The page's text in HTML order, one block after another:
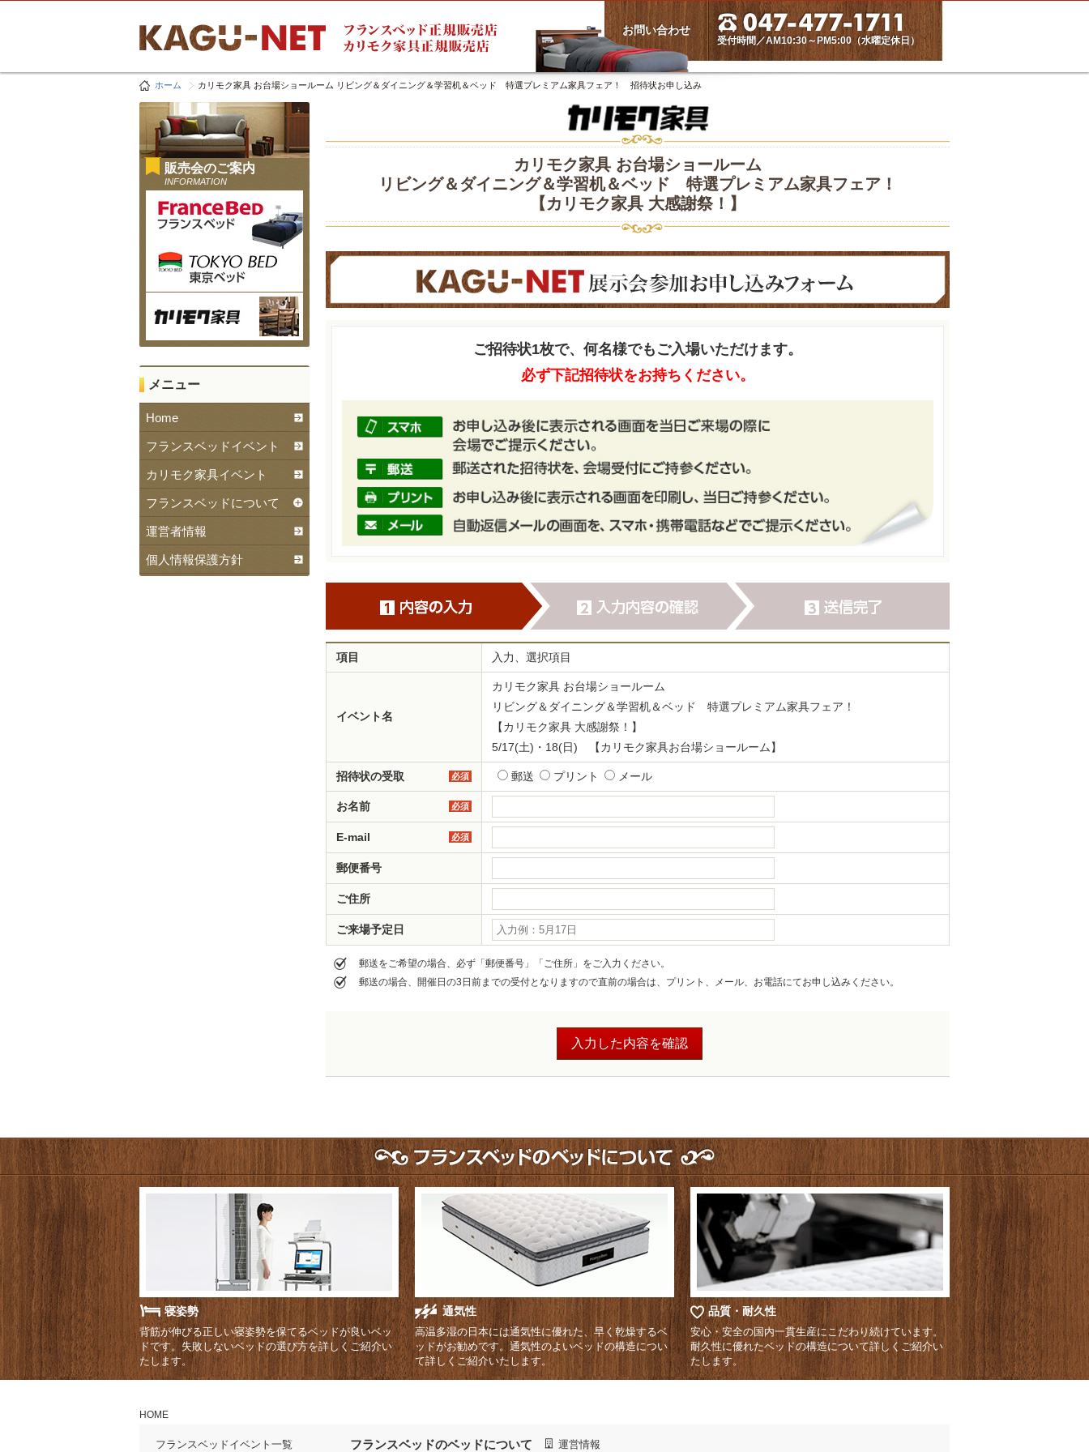
お問い合わせ
受付時間／AM10:30～PM5:00（水曜定休日）
ホーム カリモク家具 お台場ショールーム リビング＆ダイニング＆学習机＆ベッド 特選プレミアム家具フェア！ 招待状お申し込み
カリモク家具 お台場ショールーム
リビング＆ダイニング＆学習机＆ベッド 特選プレミアム家具フェア！
【カリモク家具 大感謝祭！】
ご招待状1枚で、何名様でもご入場いただけます。
必ず下記招待状をお持ちください。
項目 入力、選択項目
イベント名
カリモク家具 お台場ショールーム
リビング＆ダイニング＆学習机＆ベッド 特選プレミアム家具フェア！
【カリモク家具 大感謝祭！】
5/17(土)・18(日) 【カリモク家具お台場ショールーム】
必須
招待状の受取 郵送 プリント メール
必須
お名前
必須
E-mail
郵便番号
ご住所
ご来場予定日
郵送をご希望の場合、必ず「郵便番号」「ご住所」をご入力ください。
郵送の場合、開催日の3日前までの受付となりますので直前の場合は、プリント、メール、お電話にてお申し込みください。
販売会のご案内
INFORMATION
メニュー
Home
フランスベッドイベント
カリモク家具イベント
フランスベッドについて
運営者情報
個人情報保護方針
寝姿勢
背筋が伸びる正しい寝姿勢を保てるベッドが良いベッ
ドです。失敗しないベッドの選び方を詳しくご紹介い
たします。
通気性
高温多湿の日本には通気性に優れた、早く乾燥するベ
ッドがお勧めです。通気性のよいベッドの構造につい
て詳しくご紹介いたします。
品質・耐久性
安心・安全の国内一貫生産にこだわり続けています。
耐久性に優れたベッドの構造について詳しくご紹介い
たします。
HOME
フランスベッドイベント一覧 フランスベッドのベッドについて 運営情報